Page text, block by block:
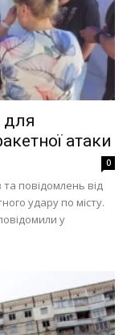
для
атаки
0
повідомлень від
удару по місту.
у